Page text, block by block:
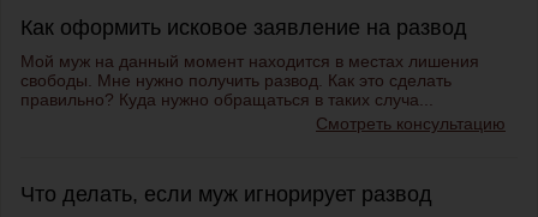
Как оформить исковое заявление на развод
Мой муж на данный момент находится в местах лишения
свободы. Мне нужно получить развод. Как это сделать
правильно? Куда нужно обращаться в таких случа...
Смотреть консультацию
Что делать, если муж игнорирует развод